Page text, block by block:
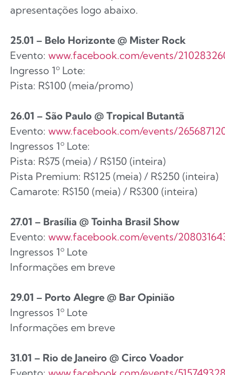
apresentações logo abaixo.
25.01 – Belo Horizonte @ Mister Rock
Evento: www.facebook.com/events/
Ingresso 1º Lote:
Pista: R$100 (meia/promo)
26.01 – São Paulo @ Tropical Butantã
Evento: www.facebook.com/events/
Ingressos 1º Lote:
Pista: R$75 (meia) / R$150 (inteira)
Pista Premium: R$125 (meia) / R$250 (inteira)
Camarote: R$150 (meia) / R$300 (inteira)
27.01 – Brasília @ Toinha Brasil Show
Evento: www.facebook.com/events/
Ingressos 1º Lote
Informações em breve
29.01 – Porto Alegre @ Bar Opinião
Ingressos 1º Lote
Informações em breve
31.01 – Rio de Janeiro @ Circo Voador